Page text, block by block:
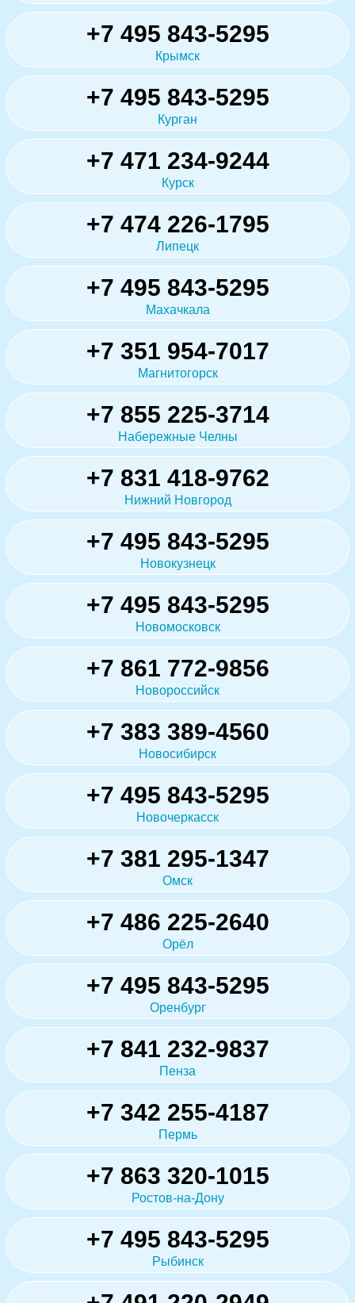
+7 495 843-5295
Крымск
+7 495 843-5295
Курган
+7 471 234-9244
Курск
+7 474 226-1795
Липецк
+7 495 843-5295
Махачкала
+7 351 954-7017
Магнитогорск
+7 855 225-3714
Набережные Челны
+7 831 418-9762
Нижний Новгород
+7 495 843-5295
Новокузнецк
+7 495 843-5295
Новомосковск
+7 861 772-9856
Новороссийск
+7 383 389-4560
Новосибирск
+7 495 843-5295
Новочеркасск
+7 381 295-1347
Омск
+7 486 225-2640
Орёл
+7 495 843-5295
Оренбург
+7 841 232-9837
Пенза
+7 342 255-4187
Пермь
+7 863 320-1015
Ростов-на-Дону
+7 495 843-5295
Рыбинск